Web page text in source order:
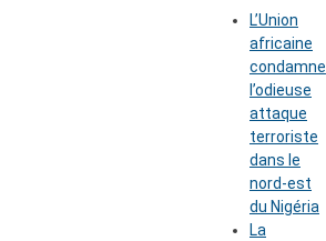
L’Union
africaine
condamne
l’odieuse
attaque
terroriste
dans le
nord-est
du Nigéria
La